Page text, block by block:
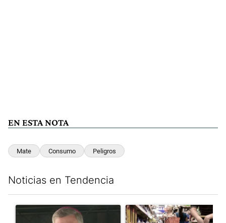
EN ESTA NOTA
Mate Consumo Peligros
Noticias en Tendencia
Un artículo de tendencia con el título "García Cuerva
Un artículo de tendencia con